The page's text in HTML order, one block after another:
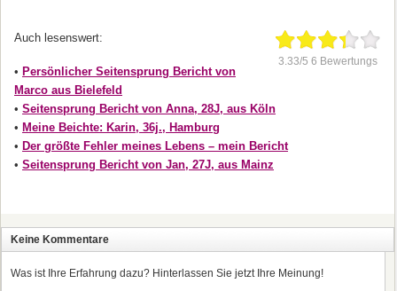
3.33/5 6 Bewertungs
Auch lesenswert:
• Persönlicher Seitensprung Bericht von
Marco aus Bielefeld
• Seitensprung Bericht von Anna, 28J, aus Köln
• Meine Beichte: Karin, 36j., Hamburg
• Der größte Fehler meines Lebens – mein Bericht
• Seitensprung Bericht von Jan, 27J, aus Mainz
Keine Kommentare
Was ist Ihre Erfahrung dazu? Hinterlassen Sie jetzt Ihre Meinung!